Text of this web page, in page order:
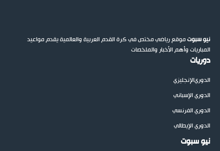
نيو سبوتموقع رياضي مختص في كرة القدم العربية والعالمية يقدم مواعيد
المباريات وأهم الأخبار والملخصات
دوريات
الدوريالإنجليزي
الدوري الإسباني
الدوري الفرنسي
الدوري الإيطالي
نيو سبوت